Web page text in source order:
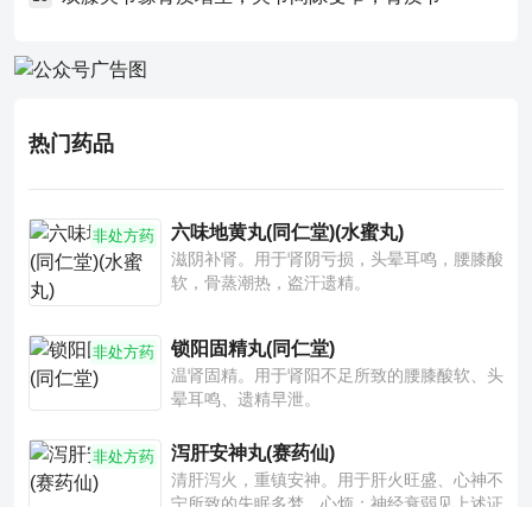
热门药品
非处方药 六味地黄丸(同仁堂)(水蜜丸)
滋阴补肾。用于肾阴亏损，头晕耳鸣，腰膝酸
软，骨蒸潮热，盗汗遗精。
非处方药 锁阳固精丸(同仁堂)
温肾固精。用于肾阳不足所致的腰膝酸软、头
晕耳鸣、遗精早泄。
非处方药 泻肝安神丸(赛药仙)
清肝泻火，重镇安神。用于肝火旺盛、心神不